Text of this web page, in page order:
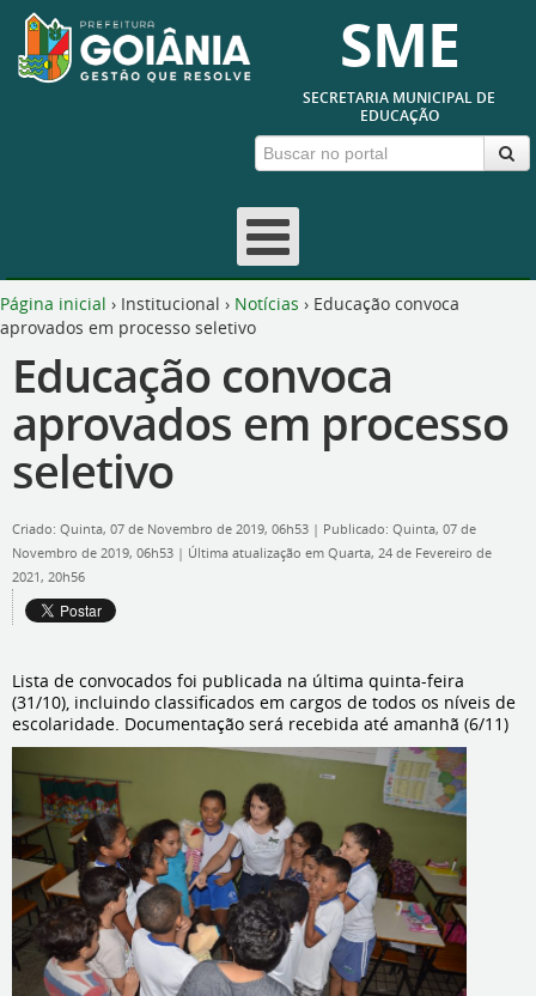
SME
SECRETARIA MUNICIPAL DE
EDUCAÇÃO
Página inicial › Institucional › Notícias › Educação convoca
aprovados em processo seletivo
Educação convoca
aprovados em processo
seletivo
Criado: Quinta, 07 de Novembro de 2019, 06h53 | Publicado: Quinta, 07 de
Novembro de 2019, 06h53 | Última atualização em Quarta, 24 de Fevereiro de
2021, 20h56
Lista de convocados foi publicada na última quinta-feira
(31/10), incluindo classificados em cargos de todos os níveis de
escolaridade. Documentação será recebida até amanhã (6/11)